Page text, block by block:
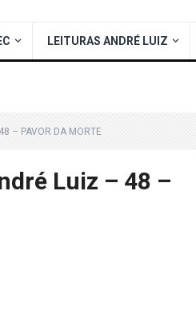
LEITURAS ANDRÉ LUIZ
– PAVOR DA MORTE
Luiz – 48 –